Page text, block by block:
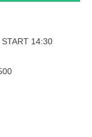
14:30